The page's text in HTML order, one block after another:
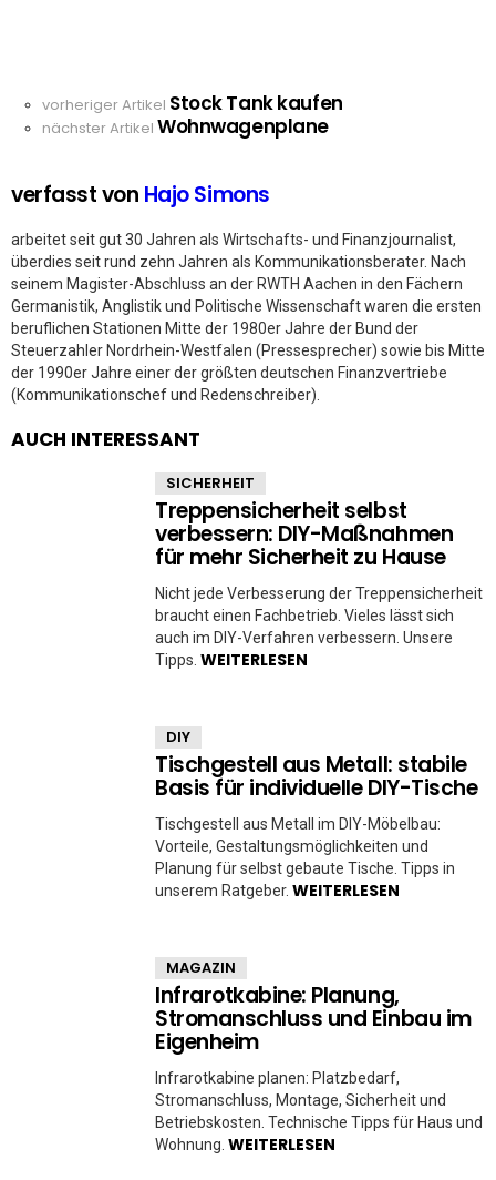
See
more
vorheriger Artikel Stock Tank kaufen
nächster Artikel Wohnwagenplane
verfasst von Hajo Simons
arbeitet seit gut 30 Jahren als Wirtschafts- und Finanzjournalist,
überdies seit rund zehn Jahren als Kommunikationsberater. Nach
seinem Magister-Abschluss an der RWTH Aachen in den Fächern
Germanistik, Anglistik und Politische Wissenschaft waren die ersten
beruflichen Stationen Mitte der 1980er Jahre der Bund der
Steuerzahler Nordrhein-Westfalen (Pressesprecher) sowie bis Mitte
der 1990er Jahre einer der größten deutschen Finanzvertriebe
(Kommunikationschef und Redenschreiber).
AUCH INTERESSANT
SICHERHEIT
Treppensicherheit selbst
verbessern: DIY-Maßnahmen
für mehr Sicherheit zu Hause
Nicht jede Verbesserung der Treppensicherheit
braucht einen Fachbetrieb. Vieles lässt sich
auch im DIY-Verfahren verbessern. Unsere
Tipps. WEITERLESEN
DIY
Tischgestell aus Metall: stabile
Basis für individuelle DIY-Tische
Tischgestell aus Metall im DIY-Möbelbau:
Vorteile, Gestaltungsmöglichkeiten und
Planung für selbst gebaute Tische. Tipps in
unserem Ratgeber. WEITERLESEN
MAGAZIN
Infrarotkabine: Planung,
Stromanschluss und Einbau im
Eigenheim
Infrarotkabine planen: Platzbedarf,
Stromanschluss, Montage, Sicherheit und
Betriebskosten. Technische Tipps für Haus und
Wohnung. WEITERLESEN